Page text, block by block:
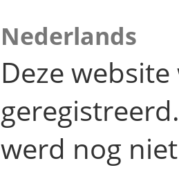
Nederlands
Deze
werd nog